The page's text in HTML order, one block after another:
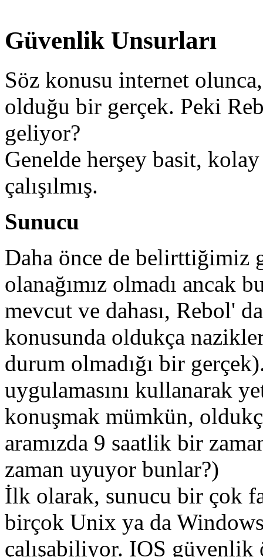
Güvenlik Unsurları
Söz konusu internet
olduğu bir gerçek. Peki
geliyor?
Genelde herşey basit,
çalışılmış.
Sunucu
Daha önce de belirttiğimiz
olanağımız olmadı ancak
mevcut ve dahası, Rebol'
konusunda oldukça
durum olmadığı bir
uygulamasını kullanarak
konuşmak mümkün,
aramızda 9 saatlik bir
zaman uyuyor bunlar?)
İlk olarak, sunucu bir çok
birçok Unix ya da
çalışabiliyor. IOS güvenlik